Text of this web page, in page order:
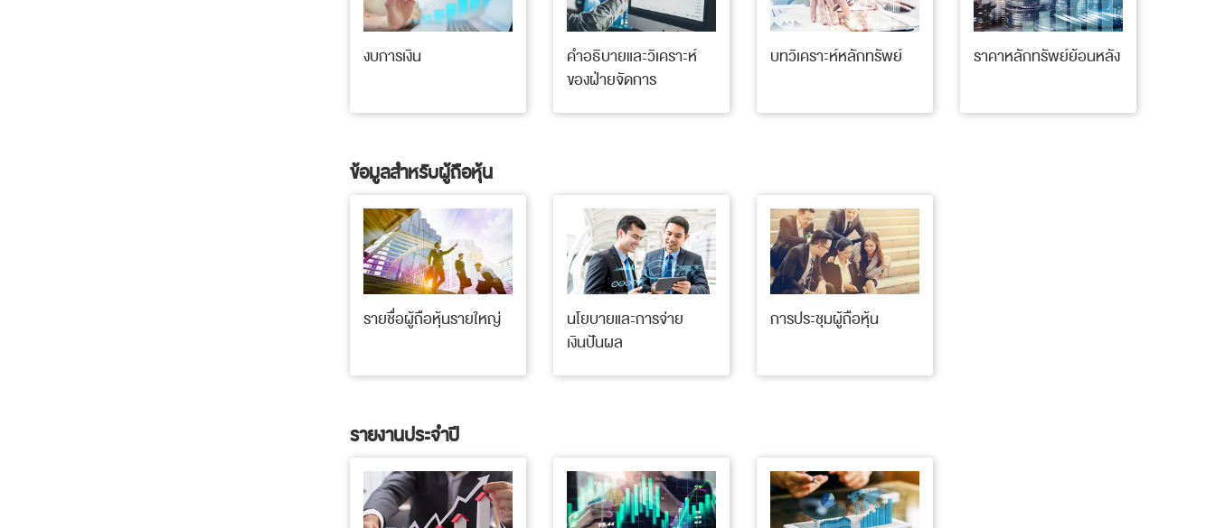
งบการเงิน
คำอธิบายและวิเคราะห์
ของฝ่ายจัดการ
บทวิเคราะห์หลักทรัพย์ ราคาหลักทรัพย์ย้อนหลัง
ข้อมูลสำหรับผู้ถือหุ้น
รายชื่อผู้ถือหุ้นรายใหญ่
นโยบายและการจ่าย
เงินปันผล
การประชุมผู้ถือหุ้น
รายงานประจำปี